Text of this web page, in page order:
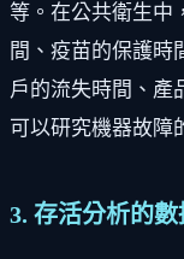
等。在公共衛生中
間、疫苗的保護時
戶的流失時間、產
可以研究機器故障
3. 存活分析的